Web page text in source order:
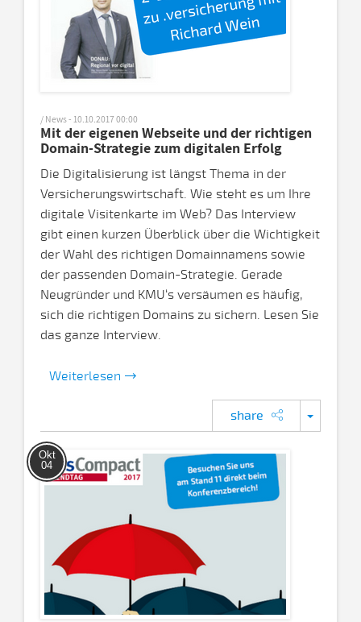
/ News - 10.10.2017 00:00
Mit der eigenen Webseite und der richtigen
Domain-Strategie zum digitalen Erfolg
Die Digitalisierung ist längst Thema in der
Versicherungswirtschaft. Wie steht es um Ihre
digitale Visitenkarte im Web? Das Interview
gibt einen kurzen Überblick über die Wichtigkeit
der Wahl des richtigen Domainnamens sowie
der passenden Domain-Strategie. Gerade
Neugründer und KMU‘s versäumen es häufig,
sich die richtigen Domains zu sichern. Lesen Sie
das ganze Interview.
Weiterlesen
share
Okt
04